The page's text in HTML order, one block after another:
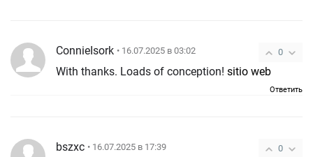
0
ConnieIsork • 16.07.2025 в 03:02
With thanks. Loads of conception! sitio web
Ответить
0
bszxc • 16.07.2025 в 17:39